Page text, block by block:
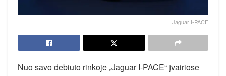
Jaguar I-PACE
Nuo savo debiuto rinkoje „Jaguar I-PACE“ įvairiose